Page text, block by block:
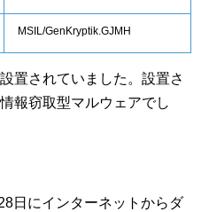
MSIL/GenKryptik.GJMH
置されていました。設置さ
報窃取型マルウェアでし
日にインターネットからダ